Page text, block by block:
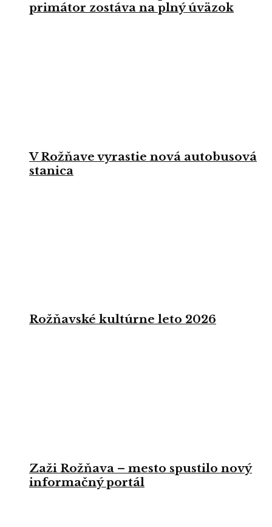
primátor zostáva na plný úväzok
V Rožňave vyrastie nová autobusová
stanica
Rožňavské kultúrne leto 2026
Zaži Rožňava – mesto spustilo nový
informačný portál